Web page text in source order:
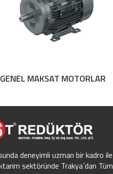
GENEL MAKSAT MOTORLAR
deneyimli uzman bir kadro ile
sektöründe Trakya´dan Tüm